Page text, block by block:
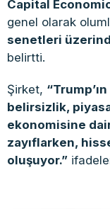
Capital
genel olarak
senetleri
belirtti.
Şirket,
belirsizlik,
ekonomisine
zayıflarken,
oluşuyor.”